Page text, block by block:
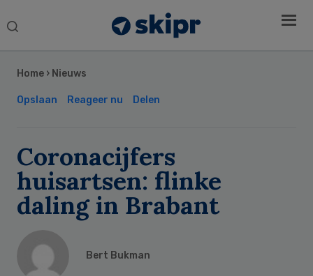
Search
Home › Nieuws
Opslaan Reageer nu Delen
Coronacijfers
huisartsen: flinke
daling in Brabant
Bert Bukman
Sidebar